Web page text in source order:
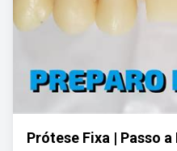
Prótese Fixa | Passo